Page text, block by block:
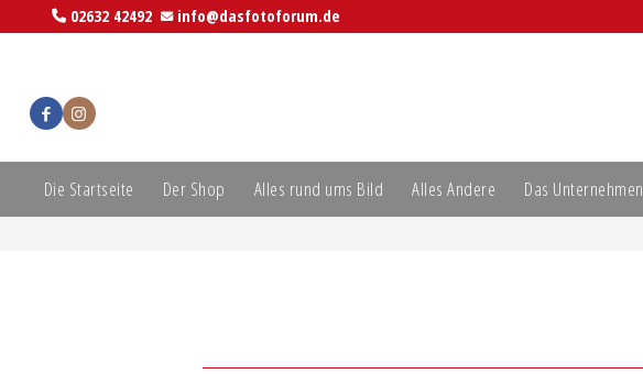
02632 42492 info@dasfotoforum.de
Die Startseite Der Shop Alles rund ums Bild Alles Andere Das Unternehmen